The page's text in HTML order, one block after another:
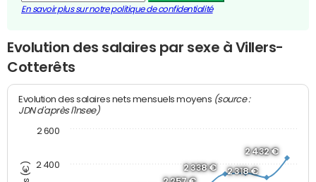
En savoir plus sur notre politique de confidentialité
Evolution des salaires par sexe à Villers-
Cotterêts
Evolution des salaires nets mensuels moyens (source :
JDN d'après l'Insee)
2 338 € 2 318 €
2 432 €
2 400
2 600